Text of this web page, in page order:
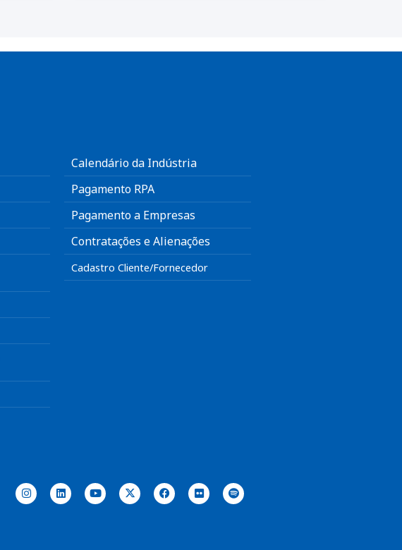
Calendário da Indústria
Pagamento RPA
Pagamento a Empresas
Contratações e Alienações
Cadastro Cliente/Fornecedor